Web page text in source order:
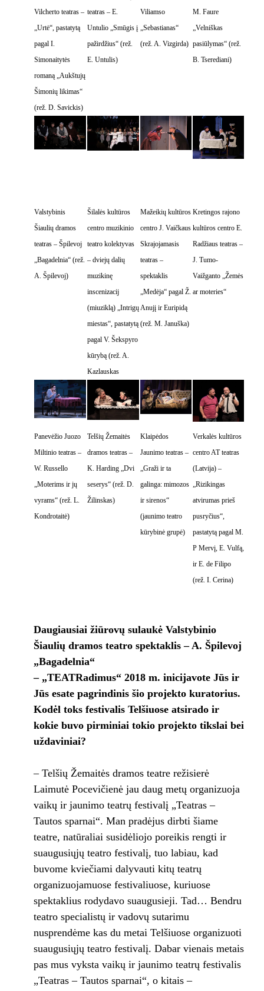
Vilcherto teatras –
„Urtė“, pastatytą
pagal I.
Simonaitytės
romaną „Aukštujų
Šimonių likimas“
(rež. D. Savickis)
teatras – E.
Untulio „Smūgis į
pažirdžius“ (rež.
E. Untulis)
Viliamso
„Sebastianas“
(rež. A. Vizgirda)
M. Faure
„Velniškas
pasiūlymas“ (rež.
B. Tserediani)
Valstybinis
Šiaulių dramos
teatras – Špilevoj
„Bagadelnia“ (rež.
A. Špilevoj)
Šilalės kultūros
centro muzikinio
teatro kolektyvas
– dviejų dalių
muzikinę
inscenizacij
(miuziklą) „Intrigų
miestas“, pastatytą
pagal V. Šekspyro
kūrybą (rež. A.
Kazlauskas
Mažeikių kultūros
centro J. Vaičkaus
Skrajojamasis
teatras –
spektaklis
„Medėja“ pagal Ž.
Anujį ir Euripidą
(rež. M. Januška)
Kretingos rajono
kultūros centro E.
Radžiaus teatras –
J. Tumo-
Vaižganto „Žemės
ar moteries“
Panevėžio Juozo
Miltinio teatras –
W. Russello
„Moterims ir jų
vyrams“ (rež. L.
Kondrotaitė)
Telšių Žemaitės
dramos teatras –
K. Harding „Dvi
seserys“ (rež. D.
Žilinskas)
Klaipėdos
Jaunimo teatras –
„Graži ir ta
galinga: mimozos
ir sirenos“
(jaunimo teatro
kūrybinė grupė)
Verkalės kultūros
centro AT teatras
(Latvija) –
„Rizikingas
atvirumas prieš
pusryčius“,
pastatytą pagal M.
P Mervį, E. Vulfą,
ir E. de Filipo
(rež. I. Cerina)
Daugiausiai žiūrovų sulaukė Valstybinio
Šiaulių dramos teatro spektaklis – A. Špilevoj
„Bagadelnia“
– „TEATRadimus“ 2018 m. inicijavote Jūs ir
Jūs esate pagrindinis šio projekto kuratorius.
Kodėl toks festivalis Telšiuose atsirado ir
kokie buvo pirminiai tokio projekto tikslai bei
uždaviniai?
– Telšių Žemaitės dramos teatre režisierė
Laimutė Pocevičienė jau daug metų organizuoja
vaikų ir jaunimo teatrų festivalį „Teatras –
Tautos sparnai“. Man pradėjus dirbti šiame
teatre, natūraliai susidėliojo poreikis rengti ir
suaugusiųjų teatro festivalį, tuo labiau, kad
buvome kviečiami dalyvauti kitų teatrų
organizuojamuose festivaliuose, kuriuose
spektaklius rodydavo suaugusieji. Tad… Bendru
teatro specialistų ir vadovų sutarimu
nusprendėme kas du metai Telšiuose organizuoti
suaugusiųjų teatro festivalį. Dabar vienais metais
pas mus vyksta vaikų ir jaunimo teatrų festivalis
„Teatras – Tautos sparnai“, o kitais –